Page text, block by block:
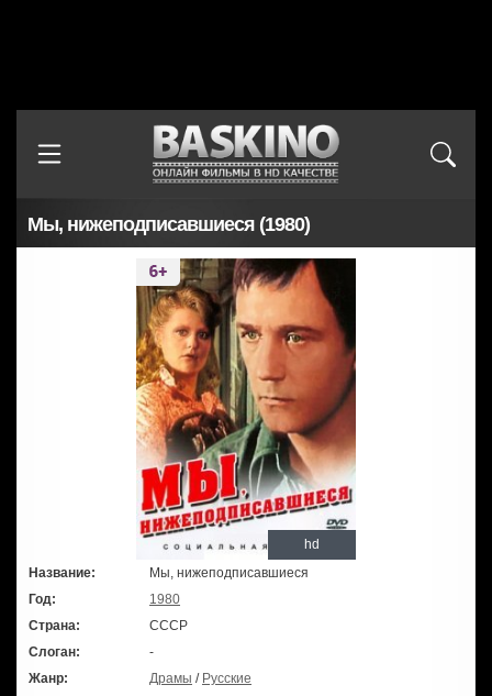
Мы, нижеподписавшиеся (1980)
hd
Название:
Мы, нижеподписавшиеся
Год:
1980
Страна:
СССР
Слоган:
-
Жанр:
Драмы / Русские